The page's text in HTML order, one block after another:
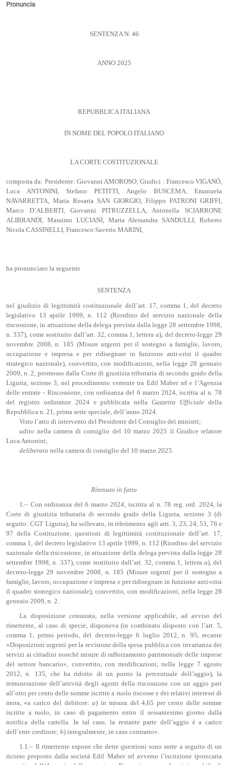
Pronuncia
SENTENZA N. 46
ANNO 2025
REPUBBLICA ITALIANA
IN NOME DEL POPOLO ITALIANO
LA CORTE COSTITUZIONALE
composta da: Presidente: Giovanni AMOROSO; Giudici : Francesco VIGANÒ,
Luca ANTONINI, Stefano PETITTI, Angelo BUSCEMA, Emanuela
NAVARRETTA, Maria Rosaria SAN GIORGIO, Filippo PATRONI GRIFFI,
Marco D’ALBERTI, Giovanni PITRUZZELLA, Antonella SCIARRONE
ALIBRANDI, Massimo LUCIANI, Maria Alessandra SANDULLI, Roberto
Nicola CASSINELLI, Francesco Saverio MARINI,
ha pronunciato la seguente
SENTENZA
nel giudizio di legittimità costituzionale dell’art. 17, comma 1, del decreto
legislativo 13 aprile 1999, n. 112 (Riordino del servizio nazionale della
riscossione, in attuazione della delega prevista dalla legge 28 settembre 1998,
n. 337), come sostituito dall’art. 32, comma 1, lettera a), del decreto-legge 29
novembre 2008, n. 185 (Misure urgenti per il sostegno a famiglie, lavoro,
occupazione e impresa e per ridisegnare in funzione anti-crisi il quadro
strategico nazionale), convertito, con modificazioni, nella legge 28 gennaio
2009, n. 2, promosso dalla Corte di giustizia tributaria di secondo grado della
Liguria, sezione 3, nel procedimento vertente tra Edil Maber srl e l’Agenzia
delle entrate - Riscossione, con ordinanza del 6 marzo 2024, iscritta al n. 78
del registro ordinanze 2024 e pubblicata nellaGazzetta Ufficiale della
Repubblica n. 21, prima serie speciale, dell’anno 2024.
Visto l’atto di intervento del Presidente del Consiglio dei ministri;
udito nella camera di consiglio del 10 marzo 2025 il Giudice relatore
Luca Antonini;
deliberato nella camera di consiglio del 10 marzo 2025.
Ritenuto in fatto
1.– Con ordinanza del 6 marzo 2024, iscritta al n. 78 reg. ord. 2024, la
Corte di giustizia tributaria di secondo grado della Liguria, sezione 3 (di
seguito: CGT Liguria), ha sollevato, in riferimento agli artt. 3, 23, 24, 53, 76 e
97 della Costituzione, questioni di legittimità costituzionale dell’art. 17,
comma 1, del decreto legislativo 13 aprile 1999, n. 112 (Riordino del servizio
nazionale della riscossione, in attuazione della delega prevista dalla legge 28
settembre 1998, n. 337), come sostituito dall’art. 32, comma 1, lettera a), del
decreto-legge 29 novembre 2008, n. 185 (Misure urgenti per il sostegno a
famiglie, lavoro, occupazione e impresa e per ridisegnare in funzione anti-crisi
il quadro strategico nazionale), convertito, con modificazioni, nella legge 28
gennaio 2009, n. 2.
La disposizione censurata, nella versione applicabile, ad avviso del
rimettente, al caso di specie, disponeva (in combinato disposto con l’art. 5,
comma 1, primo periodo, del decreto-legge 6 luglio 2012, n. 95, recante
«Disposizioni urgenti per la revisione della spesa pubblica con invarianza dei
servizi ai cittadini nonché misure di rafforzamento patrimoniale delle imprese
del settore bancario», convertito, con modificazioni, nella legge 7 agosto
2012, n. 135, che ha ridotto di un punto la percentuale dell’aggio), la
remunerazione dell’attività degli agenti della riscossione con un aggio pari
all’otto per cento delle somme iscritte a ruolo riscosse e dei relativi interessi di
mora, «a carico del debitore:a) in misura del 4,65 per cento delle somme
iscritte a ruolo, in caso di pagamento entro il sessantesimo giorno dalla
notifica della cartella. In tal caso, la restante parte dell’aggio è a carico
dell’ente creditore; b) integralmente, in caso contrario».
1.1.– Il rimettente espone che dette questioni sono sorte a seguito di un
ricorso proposto dalla società Edil Maber srl avverso l’iscrizione ipotecaria